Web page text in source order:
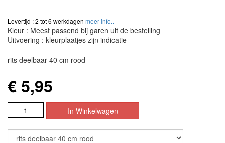
Levertijd : 2 tot 6 werkdagen meer info..
Kleur : Meest passend bij garen uit de bestelling
Uitvoering : kleurplaatjes zijn indicatie
rits deelbaar 40 cm rood
€ 5,95